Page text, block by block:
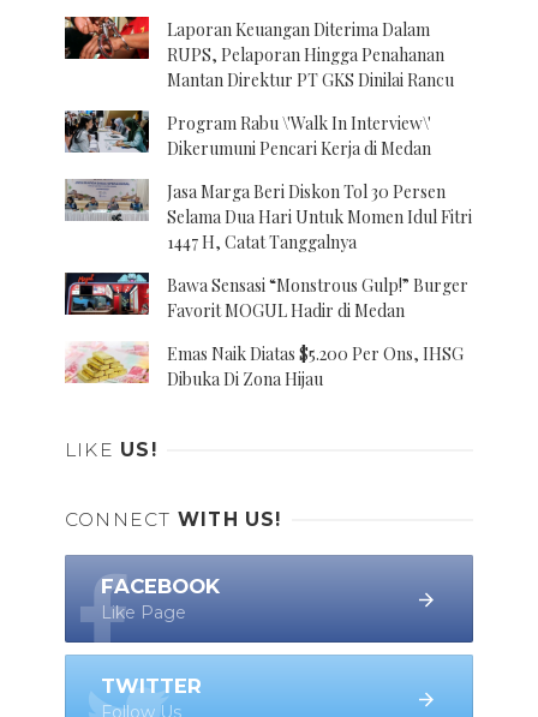
Laporan Keuangan Diterima Dalam
RUPS, Pelaporan Hingga Penahanan
Mantan Direktur PT GKS Dinilai Rancu
Program Rabu \'Walk In Interview\'
Dikerumuni Pencari Kerja di Medan
Jasa Marga Beri Diskon Tol 30 Persen
Selama Dua Hari Untuk Momen Idul Fitri
1447 H, Catat Tanggalnya
Bawa Sensasi “Monstrous Gulp!” Burger
Favorit MOGUL Hadir di Medan
Emas Naik Diatas $5.200 Per Ons, IHSG
Dibuka Di Zona Hijau
LIKE US!
CONNECT WITH US!
FACEBOOK
Like Page
TWITTER
Follow Us